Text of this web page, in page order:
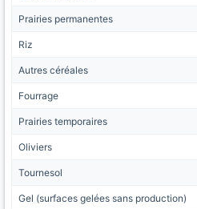
Prairies permanentes
Riz
Autres céréales
Fourrage
Prairies temporaires
Oliviers
Tournesol
Gel (surfaces gelées sans production)